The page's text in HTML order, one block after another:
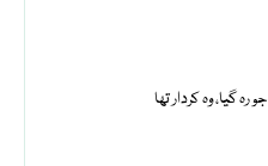
جو رہ گیا، وہ کردار تھا